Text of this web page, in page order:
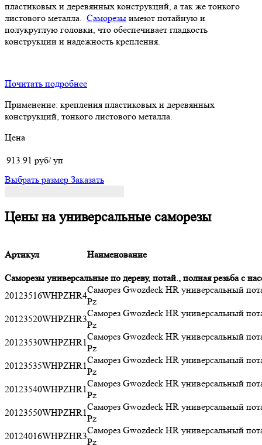
пластиковых и деревянных конструкций, а так же тонкого
листового металла. Саморезы имеют потайную и
полукруглую головки, что обеспечивает гладкость
конструкции и надежность крепления.
Почитать подробнее
Применение: крепления пластиковых и деревянных
конструкций, тонкого листового металла.
Цена
913.91 руб/ уп
Выбрать размер Заказать
Цены на универсальные саморезы
Артикул Наименование
Саморезы универсальные по дереву, потай., полная резьба с
20123516WHPZHR4
Саморез Gwozdeck HR универсальный
Pz
20123520WHPZHR3
Саморез Gwozdeck HR универсальный
Pz
20123530WHPZHR1
Саморез Gwozdeck HR универсальный
Pz
20123535WHPZHR1
Саморез Gwozdeck HR универсальный
Pz
20123540WHPZHR1
Саморез Gwozdeck HR универсальный
Pz
20123550WHPZHR1
Саморез Gwozdeck HR универсальный
Pz
20124016WHPZHR3
Саморез Gwozdeck HR универсальный
Pz